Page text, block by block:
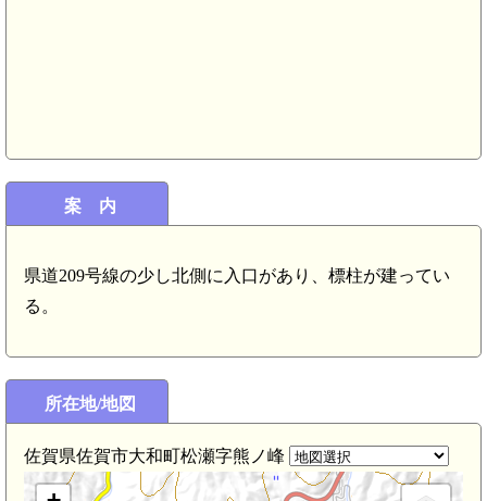
案 内
県道209号線の少し北側に入口があり、標柱が建ってい
る。
所在地/地図
佐賀県佐賀市大和町松瀬字熊ノ峰
肥前 高野岳城(4.1km)